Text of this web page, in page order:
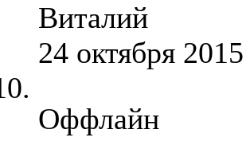
Виталий
24 октября
Оффлайн